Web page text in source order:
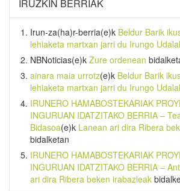
IRUZKIN BERRIAK
Irun-za(ha)r-berria(e)k Beldur Barik
lehiaketa martxan jarri du Irungo
NBNoticias(e)k Zure ordenean
ainara maia urrotz(e)k Beldur Barik
lehiaketa martxan jarri du Irungo
IRUNERO HAMABOSTEKARIAK
INGURUAN IDATZITAKO BERRIA –
Bidasoa(e)k Lanean ari dira Ribera
bidalketan
IRUNERO HAMABOSTEKARIAK
INGURUAN IDATZITAKO BERRIA –
ari dira Ribera beken irabazleak